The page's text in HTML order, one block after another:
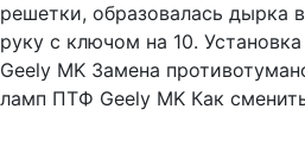
решетки, образовалась дырка
руку с ключом на 10.
Geely MK Замена
ламп ПТФ Geely MK Как